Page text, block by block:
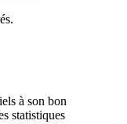
à son bon
statistiques